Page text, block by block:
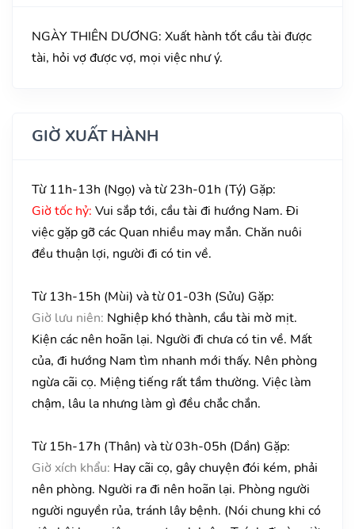
NGÀY THIÊN DƯƠNG: Xuất hành tốt cầu tài được
tài, hỏi vợ được vợ, mọi việc như ý.
GIỜ XUẤT HÀNH
Từ 11h-13h (Ngọ) và từ 23h-01h (Tý) Gặp:
Giờ tốc hỷ: Vui sắp tới, cầu tài đi hướng Nam. Đi
việc gặp gỡ các Quan nhiều may mắn. Chăn nuôi
đều thuận lợi, người đi có tin về.
Từ 13h-15h (Mùi) và từ 01-03h (Sửu) Gặp:
Giờ lưu niên: Nghiệp khó thành, cầu tài mờ mịt.
Kiện các nên hoãn lại. Người đi chưa có tin về. Mất
của, đi hướng Nam tìm nhanh mới thấy. Nên phòng
ngừa cãi cọ. Miệng tiếng rất tầm thường. Việc làm
chậm, lâu la nhưng làm gì đều chắc chắn.
Từ 15h-17h (Thân) và từ 03h-05h (Dần) Gặp:
Giờ xích khẩu: Hay cãi cọ, gây chuyện đói kém, phải
nên phòng. Người ra đi nên hoãn lại. Phòng người
người nguyền rủa, tránh lây bệnh. (Nói chung khi có